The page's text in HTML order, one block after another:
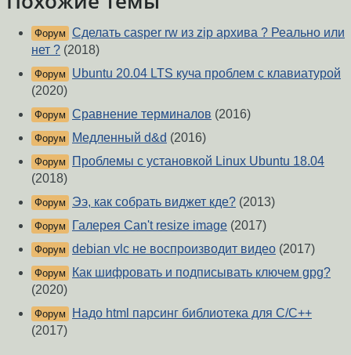
Форум Сделать casper rw из zip архива ? Реально или
нет ? (2018)
Форум
Ubuntu 20.04 LTS куча проблем с клавиатурой
(2020)
Форум Сравнение терминалов (2016)
Форум Медленный d&d (2016)
Форум
Проблемы с установкой Linux Ubuntu 18.04
(2018)
Форум Ээ, как собрать виджет кде? (2013)
Форум Галерея Can't resize image (2017)
Форум debian vlc не воспроизводит видео (2017)
Форум
Как шифровать и подписывать ключем gpg?
(2020)
Форум
Надо html парсинг библиотека для C/C++
(2017)